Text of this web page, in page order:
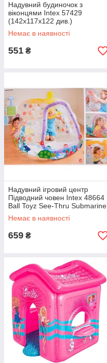
Надувний будиночок з
віконцями Intex 57429
(142х117х122 див.)
Немає в наявності
551 ₴
Надувний ігровий центр
Підводний човен Intex 48664
Ball Toyz See-Thru Submarine
Playhouse (від 3 до 6 років)
Немає в наявності
659 ₴